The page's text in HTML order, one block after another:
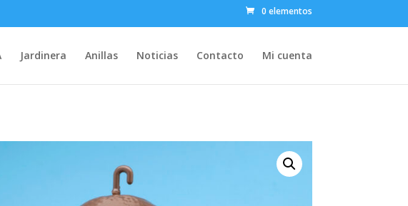
0 elementos
Jardinera Anillas Noticias Contacto Mi cuenta